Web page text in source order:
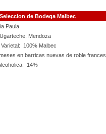
de Bodega Malbec
Paula
Mendoza
100% Malbec
en barricas nuevas de roble frances
14%